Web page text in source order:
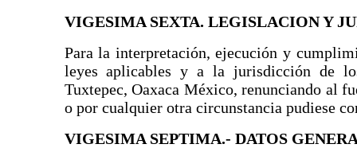
VIGESIMA SEXTA. LEGISLACION Y
Para la interpretación, ejecución y
leyes aplicables y a la jurisdicción de
Tuxtepec, Oaxaca México, renunciando al
o por cualquier otra circunstancia pudiese
VIGESIMA SEPTIMA.- DATOS